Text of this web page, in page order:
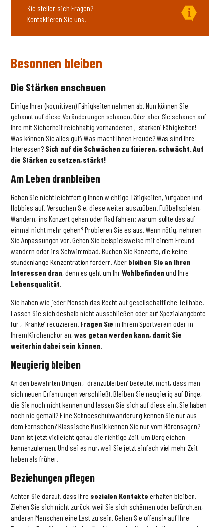
Sie stellen sich Fragen?
Kontaktieren Sie uns!
Besonnen bleiben
Die Stärken anschauen
Einige Ihrer (kognitiven) Fähigkeiten nehmen ab. Nun können Sie
gebannt auf diese Veränderungen schauen. Oder aber Sie schauen auf
Ihre mit Sicherheit reichhaltig vorhandenen ‚starken‘ Fähigkeiten!
Was können Sie alles gut? Was macht Ihnen Freude? Was sind Ihre
Interessen? Sich auf die Schwächen zu fixieren, schwächt. Auf
die Stärken zu setzen, stärkt!
Am Leben dranbleiben
Geben Sie nicht leichtfertig Ihnen wichtige Tätigkeiten, Aufgaben und
Hobbies auf. Versuchen Sie, diese weiter auszuüben. Fußballspielen,
Wandern, ins Konzert gehen oder Rad fahren: warum sollte das auf
einmal nicht mehr gehen? Probieren Sie es aus. Wenn nötig, nehmen
Sie Anpassungen vor. Gehen Sie beispielsweise mit einem Freund
wandern oder ins Schwimmbad. Buchen Sie Konzerte, die keine
stundenlange Konzentration fordern. Aber bleiben Sie an Ihren
Interessen dran, denn es geht um IhrWohlbefinden und Ihre
Lebensqualität.
Sie haben wie jeder Mensch das Recht auf gesellschaftliche Teilhabe.
Lassen Sie sich deshalb nicht ausschließen oder auf Spezialangebote
für ‚Kranke‘ reduzieren. Fragen Sie in Ihrem Sportverein oder in
Ihrem Kirchenchor an,was getan werden kann, damit Sie
weiterhin dabei sein können.
Neugierig bleiben
An den bewährten Dingen ‚dranzubleiben‘ bedeutet nicht, dass man
sich neuen Erfahrungen verschließt. Bleiben Sie neugierig auf Dinge,
die Sie noch nicht kennen und lassen Sie sich auf diese ein. Sie haben
noch nie gemalt? Eine Schneeschuhwanderung kennen Sie nur aus
dem Fernsehen? Klassische Musik kennen Sie nur vom Hörensagen?
Dann ist jetzt vielleicht genau die richtige Zeit, um Dergleichen
kennenzulernen. Und sei es nur, weil Sie jetzt einfach viel mehr Zeit
haben als früher.
Beziehungen pflegen
Achten Sie darauf, dass Ihre sozialen Kontakte erhalten bleiben.
Ziehen Sie sich nicht zurück, weil Sie sich schämen oder befürchten,
anderen Menschen eine Last zu sein. Gehen Sie offensiv auf Ihre